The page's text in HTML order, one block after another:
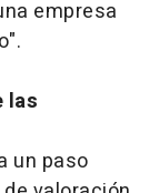
empresa
las
un paso